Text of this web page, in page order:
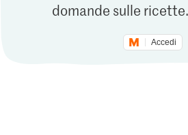
domande sulle ricette.
Accedi